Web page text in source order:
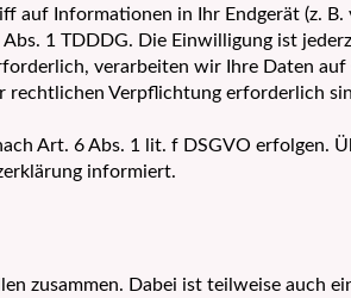
auf Informationen in Ihr Endgerät (z.
1 TDDDG. Die Einwilligung ist
verarbeiten wir Ihre Daten auf
rechtlichen Verpflichtung erforderlich
Art. 6 Abs. 1 lit. f DSGVO erfolgen.
informiert.
zusammen. Dabei ist teilweise auch